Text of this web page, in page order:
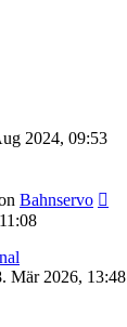
2024, 09:53
Bahnservo
Mär 2026, 13:48